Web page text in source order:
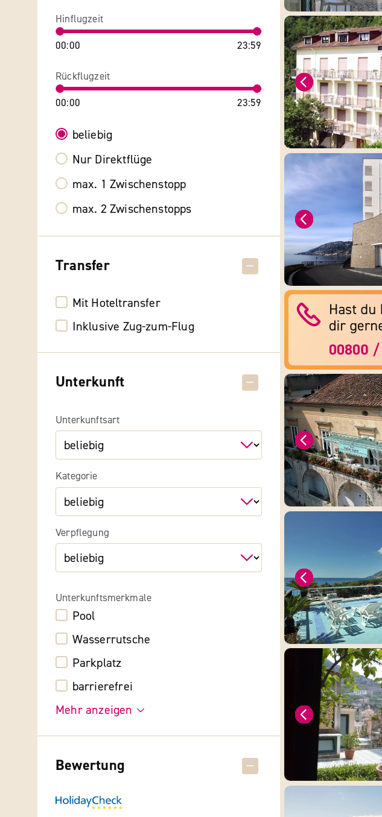
Hinflugzeit
00:00 23:59
Rückflugzeit
00:00 23:59
beliebig
Nur Direktflüge
max. 1 Zwischenstopp
max. 2 Zwischenstopps
Transfer
Mit Hoteltransfer
Inklusive Zug-zum-Flug
Unterkunft
Unterkunftsart
Kategorie
Verpflegung
Unterkunftsmerkmale
Pool
Wasserrutsche
Parkplatz
barrierefrei
Mehr anzeigen
Bewertung